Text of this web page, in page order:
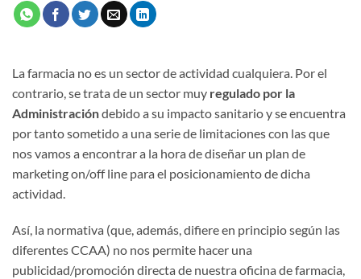
La farmacia no es un sector de actividad cualquiera. Por el
contrario, se trata de un sector muy regulado por la
Administracióndebido a su impacto sanitario y se encuentra
por tanto sometido a una serie de limitaciones con las que
nos vamos a encontrar a la hora de diseñar un plan de
marketing on/off line para el posicionamiento de dicha
actividad.
Así, la normativa (que, además, difiere en principio según las
diferentes CCAA) no nos permite hacer una
publicidad/promoción directa de nuestra oficina de farmacia,